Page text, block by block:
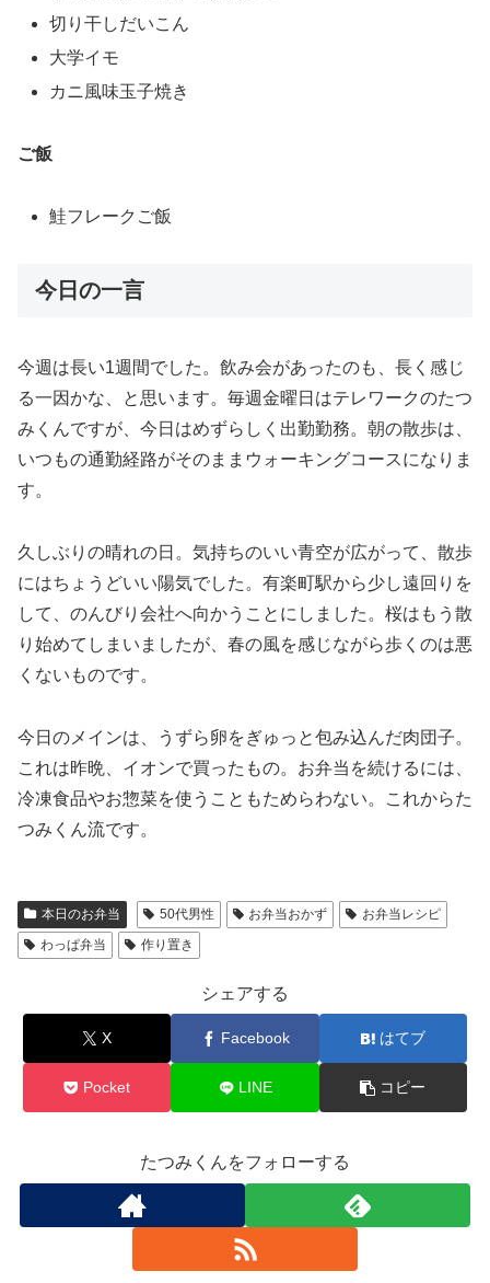
切り干しだいこん
大学イモ
カニ風味玉子焼き
ご飯
鮭フレークご飯
今日の一言
今週は長い1週間でした。飲み会があったのも、長く感じ
る一因かな、と思います。毎週金曜日はテレワークのたつ
みくんですが、今日はめずらしく出勤勤務。朝の散歩は、
いつもの通勤経路がそのままウォーキングコースになりま
す。
久しぶりの晴れの日。気持ちのいい青空が広がって、散歩
にはちょうどいい陽気でした。有楽町駅から少し遠回りを
して、のんびり会社へ向かうことにしました。桜はもう散
り始めてしまいましたが、春の風を感じながら歩くのは悪
くないものです。
今日のメインは、うずら卵をぎゅっと包み込んだ肉団子。
これは昨晩、イオンで買ったもの。お弁当を続けるには、
冷凍食品やお惣菜を使うこともためらわない。これからた
つみくん流です。
本日のお弁当 50代男性 お弁当おかず
お弁当レシピ
わっぱ弁当
作り置き
シェアする
X Facebook はてブ
Pocket LINE コピー
たつみくんをフォローする